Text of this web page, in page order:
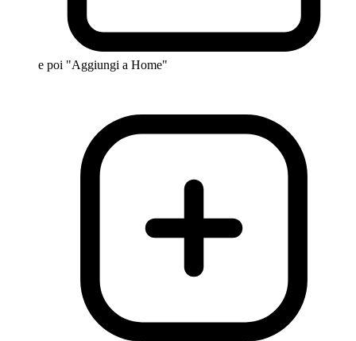
e poi "Aggiungi a Home"